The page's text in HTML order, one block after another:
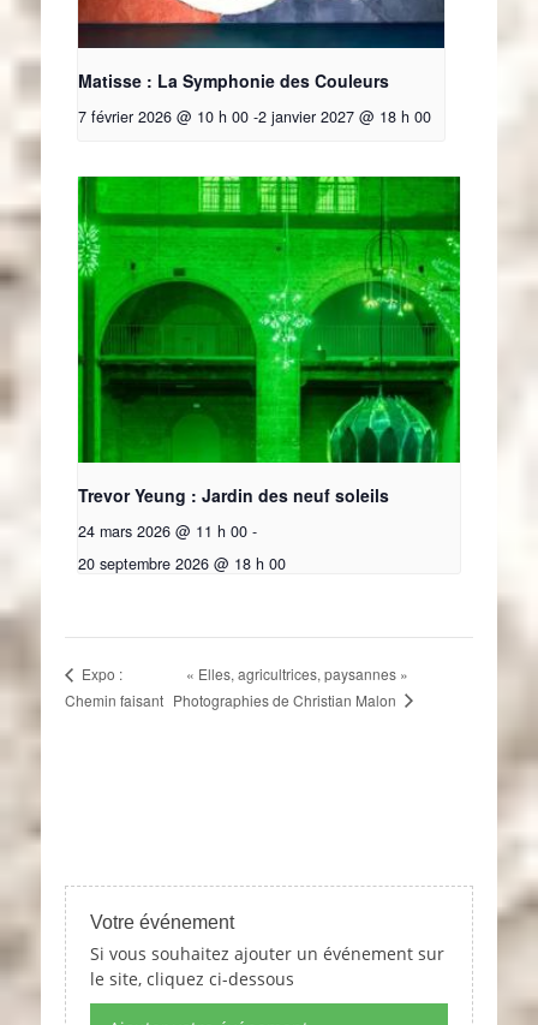
Matisse : La Symphonie des Couleurs
7 février 2026 @ 10 h 00 -2 janvier 2027 @ 18 h 00
Trevor Yeung : Jardin des neuf soleils
24 mars 2026 @ 11 h 00 -
20 septembre 2026 @ 18 h 00
Expo :
Chemin faisant
« Elles, agricultrices, paysannes »
Photographies de Christian Malon
Votre événement
Si vous souhaitez ajouter un événement sur
le site, cliquez ci-dessous